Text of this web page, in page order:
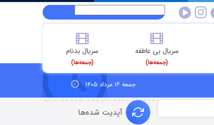
سریال بی عاطفه
(جمعه‌ها)
سریال بدنام
(جمعه‌ها)
جمعه ۱۶ مرداد ۱۴۰۵
آپدیت شده‌ها